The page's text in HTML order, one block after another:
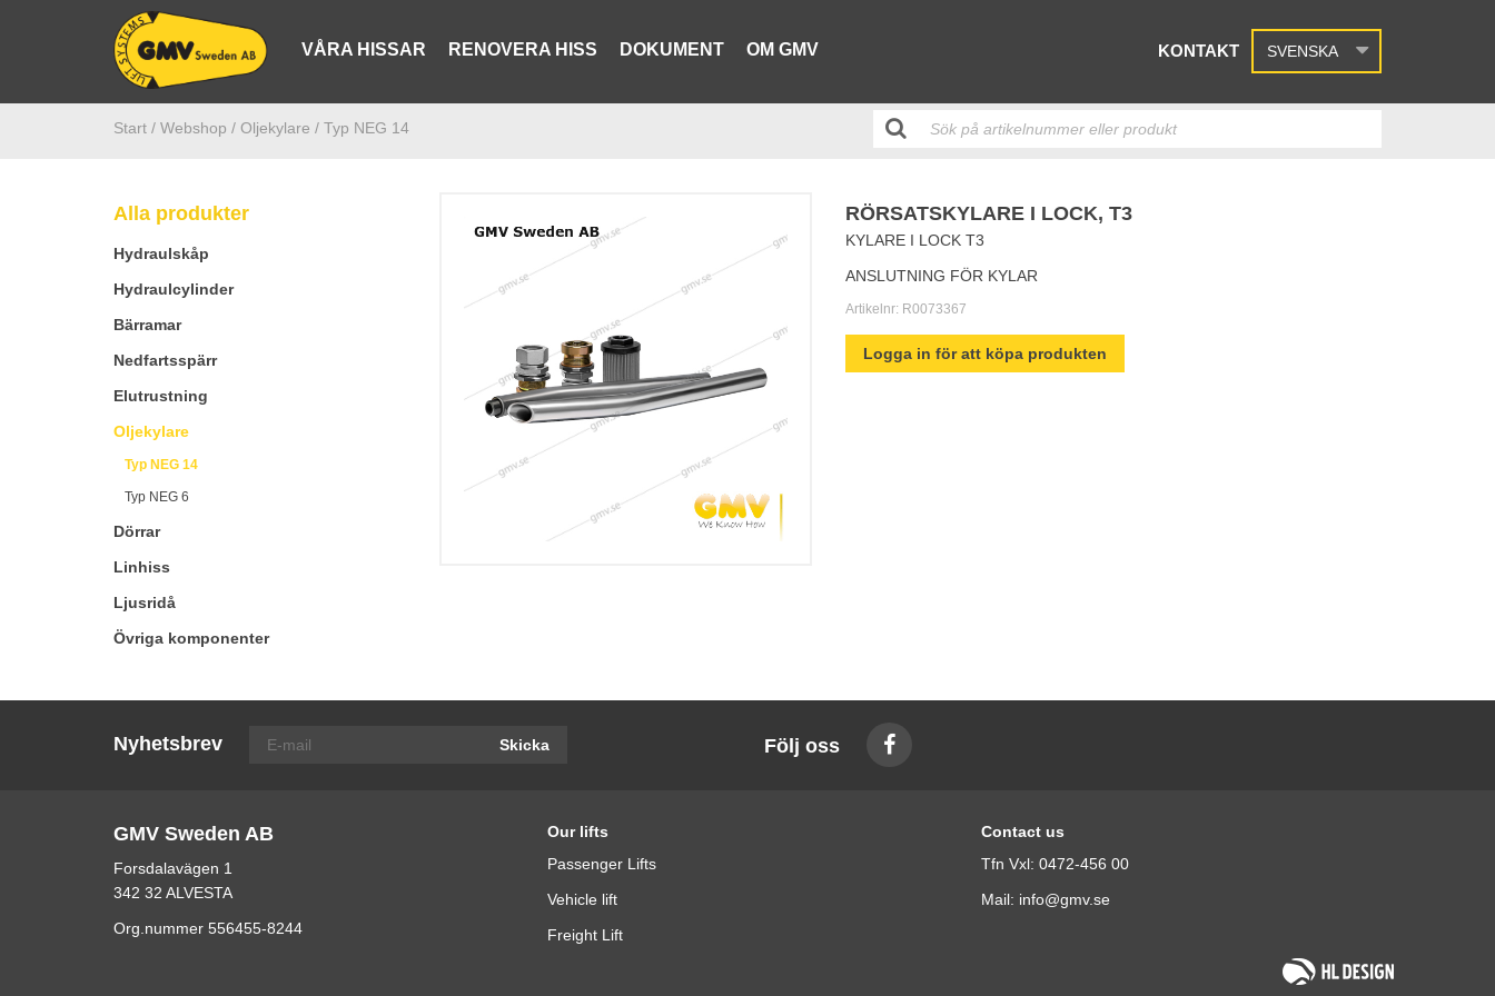
VÅRA HISSAR RENOVERA HISS DOKUMENT OM GMV KONTAKT SVENSKA
Start / Webshop / Oljekylare / Typ NEG 14
Alla produkter
Hydraulskåp
Hydraulcylinder
Bärramar
Nedfartsspärr
Elutrustning
Oljekylare
Typ NEG 14
Typ NEG 6
Dörrar
Linhiss
Ljusridå
Övriga komponenter
RÖRSATSKYLARE I LOCK, T3
KYLARE I LOCK T3
ANSLUTNING FÖR KYLAR
Artikelnr: R0073367
Logga in för att köpa produkten
Nyhetsbrev Skicka Följ oss
GMV Sweden AB
Forsdalavägen 1
342 32 ALVESTA
Org.nummer 556455-8244
Our lifts
Passenger Lifts
Vehicle lift
Freight Lift
Contact us
Tfn Vxl: 0472-456 00
Mail: info@gmv.se